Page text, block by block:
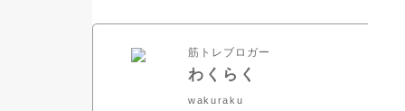
筋トレブロガー
わくらく
wakuraku